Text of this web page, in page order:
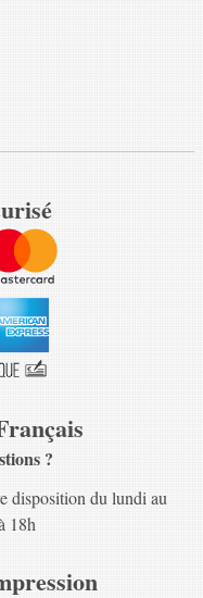
?
disposition du lundi au
18h